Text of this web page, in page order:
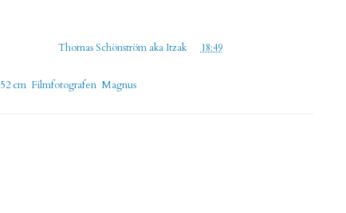
Thomas Schönström aka Itzak kl.18:49
52 cm, Filmfotografen, Magnus